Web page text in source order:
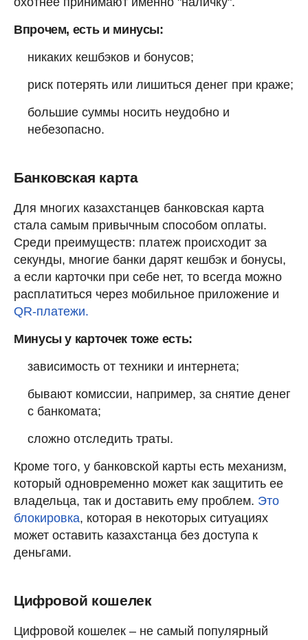
Впрочем, есть и минусы:
никаких кешбэков и бонусов;
риск потерять или лишиться денег при краже;
большие суммы носить неудобно и
небезопасно.
Банковская карта
Для многих казахстанцев банковская карта
стала самым привычным способом оплаты.
Среди преимуществ: платеж происходит за
секунды, многие банки дарят кешбэк и бонусы,
а если карточки при себе нет, то всегда можно
расплатиться через мобильное приложение и
QR-платежи.
Минусы у карточек тоже есть:
зависимость от техники и интернета;
бывают комиссии, например, за снятие денег
с банкомата;
сложно отследить траты.
Кроме того, у банковской карты есть механизм,
который одновременно может как защитить ее
владельца, так и доставить ему проблем. Это
блокировка, которая в некоторых ситуациях
может оставить казахстанца без доступа к
деньгами.
Цифровой кошелек
Цифровой кошелек – не самый популярный